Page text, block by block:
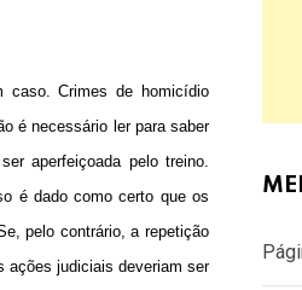
caso. Crimes de homicídio
é necessário ler para saber
aperfeiçoada pelo treino.
é dado como certo que os
pelo contrário, a repetição
ações judiciais deveriam ser